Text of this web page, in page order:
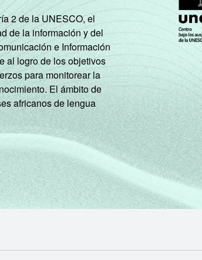
2 de la UNESCO, el
de la información y del
e Información
al logro de los objetivos
para monitorear la
El ámbito de
africanos de lengua